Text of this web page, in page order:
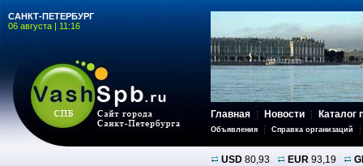
САНКТ-ПЕТЕРБУРГ
06 августа | 11:16
Главная Новости Каталог
Объявления Справка организаций
USD 80,93 EUR 93,19